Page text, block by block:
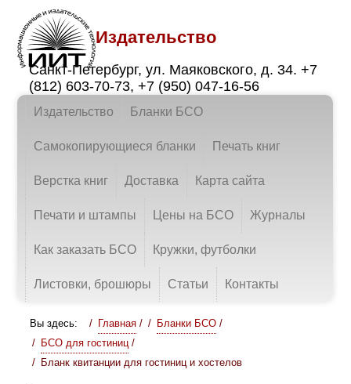
Издательство
Санкт-Петербург,ул. Маяковского, д. 34. +7
(812) 603-70-73,+7 (950) 047-16-56
Издательство Бланки БСО
Самокопирующиеся бланки Печать книг
Верстка книг Доставка Карта сайта
Печати и штампы Цены на БСО Журналы
Как заказать БСО Кружки, футболки
Листовки, брошюры Статьи Контакты
Вы здесь: Главная / Бланки БСО /
БСО для гостиниц /
Бланк квитанции для гостиниц и хостелов